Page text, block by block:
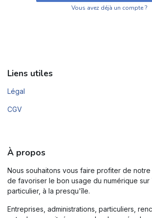
Vous avez déjà un compte ?
Liens utiles
Légal
CGV
À propos
Nous souhaitons vous faire profiter de
de favoriser le bon usage du numérique sur
particulier, à la presqu'île.
Entreprises, administrations, particuliers,